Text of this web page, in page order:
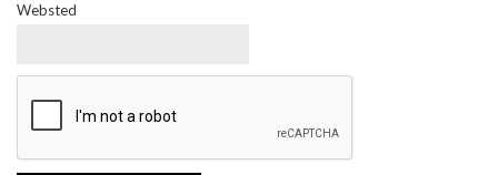
Websted